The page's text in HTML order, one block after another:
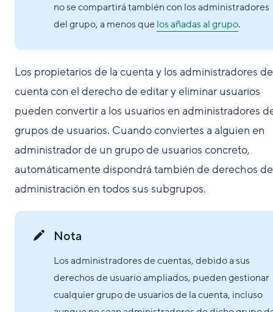
no se compartirá también con los administradores
del grupo, a menos quelos añadas al grupo.
Los propietarios de la cuenta y los administradores
cuenta con el derecho de editar y eliminar usuarios
pueden convertir a los usuarios en administradores
grupos de usuarios. Cuando conviertes a alguien en
administrador de un grupo de usuarios concreto,
automáticamente dispondrá también de derechos de
administración en todos sus subgrupos.
Nota
Los administradores de cuentas, debido a sus
derechos de usuario ampliados, pueden gestionar
cualquier grupo de usuarios de la cuenta, incluso